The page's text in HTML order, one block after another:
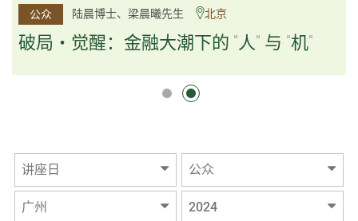
公众 杨文斌先生、邱良弼先生 广州
逻辑×算法：重塑资产配置内核
逻辑×算法：重塑资产配置内核
公众 陆晨博士、梁晨曦先生 北京
破局・觉醒：金融大潮下的 "人" 与 "机"
讲座日 公众
广州 2024